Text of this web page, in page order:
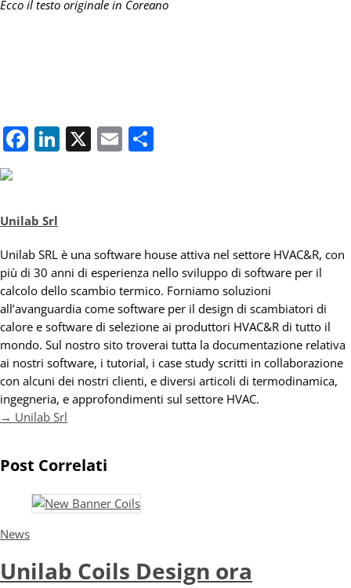
Ecco il testo originale in Coreano
Facebook
LinkedIn
X Email
Unilab Srl
Unilab SRL è una software house attiva nel settore HVAC&R, con
più di 30 anni di esperienza nello sviluppo di software per il
calcolo dello scambio termico. Forniamo soluzioni
all’avanguardia come software per il design di scambiatori di
calore e software di selezione ai produttori HVAC&R di tutto il
mondo. Sul nostro sito troverai tutta la documentazione relativa
ai nostri software, i tutorial, i case study scritti in collaborazione
con alcuni dei nostri clienti, e diversi articoli di termodinamica,
ingegneria, e approfondimenti sul settore HVAC.
→ Unilab Srl
Post Correlati
News
Unilab Coils Design ora